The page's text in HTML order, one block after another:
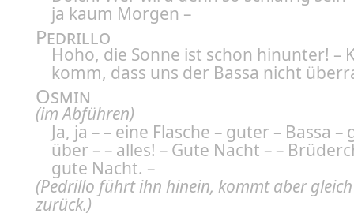
ja kaum Morgen –
Pedrillo
Hoho, die Sonne ist schon hinunter! –
komm, dass uns der Bassa nicht
Osmin
(im Abführen)
Ja, ja – – eine Flasche – guter – Bassa –
über – – alles! – Gute Nacht – –
gute Nacht. –
(Pedrillo führt ihn hinein, kommt aber
zurück.)